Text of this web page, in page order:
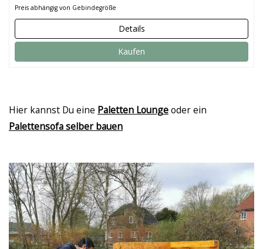
Preis abhängig von Gebindegröße
Details
Kaufen
Hier kannst Du eine Paletten Loungeoder ein
Palettensofa selber bauen